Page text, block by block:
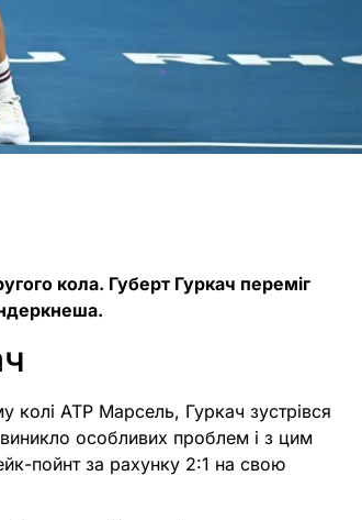
кола. Губерт Гуркач переміг
колі ATP Марсель, Гуркач зустрівся
особливих проблем і з цим
пойнт за рахунку 2:1 на свою